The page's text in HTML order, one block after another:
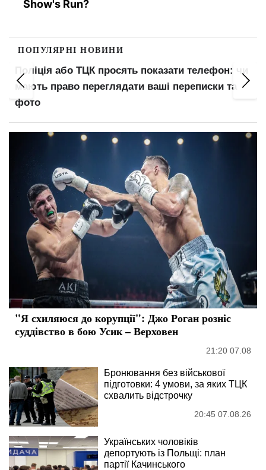
Show's Run?
ПОПУЛЯРНІ НОВИНИ
Поліція або ТЦК просять показати телефон: чи
мають право переглядати ваші переписки та
фото
"Я схиляюся до корупції": Джо Роган розніс
суддівство в бою Усик – Верховен
21:20 07.08
Бронювання без військової
підготовки: 4 умови, за яких ТЦК
схвалить відстрочку
20:45 07.08.26
Українських чоловіків
депортують із Польщі: план
партії Качинського